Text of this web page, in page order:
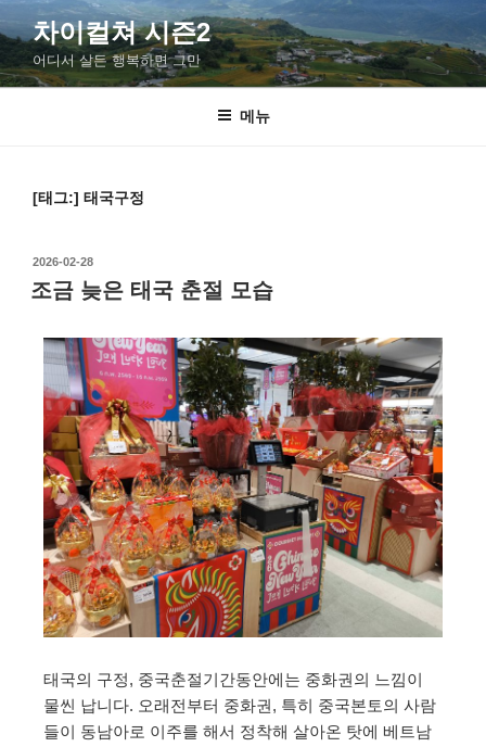
차이컬쳐 시즌2
어디서 살든 행복하면 그만
메뉴
[태그:] 태국구정
2026-02-28
조금 늦은 태국 춘절 모습
태국의 구정, 중국춘절기간동안에는 중화권의 느낌이
물씬 납니다. 오래전부터 중화권, 특히 중국본토의 사람
들이 동남아로 이주를 해서 정착해 살아온 탓에 베트남